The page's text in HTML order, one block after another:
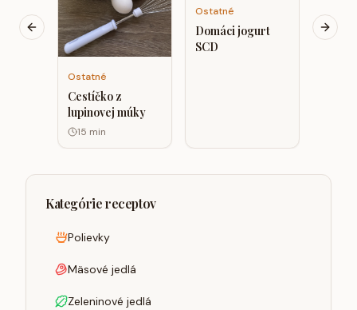
Ostatné
Cestíčko z
lupinovej múky
15 min
Ostatné
Domáci jogurt
SCD
Previous slide Next
Kategórie receptov
Polievky
Mäsové jedlá
Zeleninové jedlá